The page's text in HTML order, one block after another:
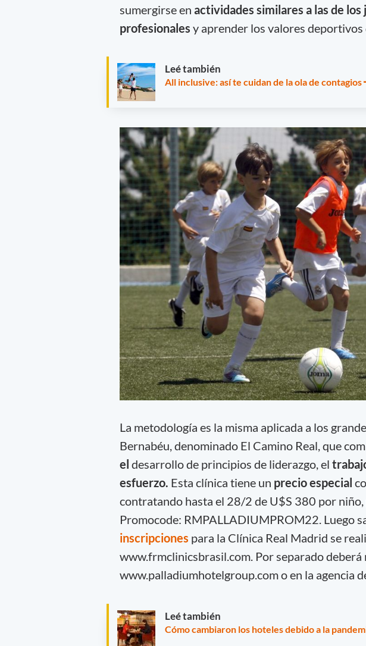
sumergirse en actividades similares a las de los
profesionales y aprender los valores deportivos
Leé también
All inclusive: así te cuidan de la ola de contagios
La metodología es la misma aplicada a los
Bernabéu, denominado El Camino Real, que
el desarrollo de principios de liderazgo, el
esfuerzo. Esta clínica tiene un precio especial
contratando hasta el 28/2 de U$S 380 por niño,
Promocode: RMPALLADIUMPROM22. Luego
inscripciones para la Clínica Real Madrid se
www.frmclinicsbrasil.com. Por separado deberá
www.palladiumhotelgroup.com o en la agencia
Leé también
Cómo cambiaron los hoteles debido a la